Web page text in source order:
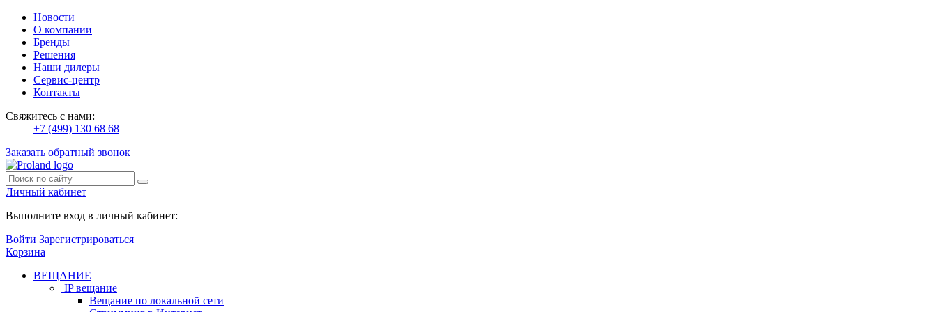
Новости
О компании
Бренды
Решения
Наши дилеры
Сервис-центр
Контакты
Свяжитесь с нами:
+7 (499) 130 68 68
Заказать обратный звонок
Личный кабинет
Выполните вход в личный кабинет:
Войти Зарегистрироваться
Корзина
ВЕЩАНИЕ
IP вещание
Вещание по локальной сети